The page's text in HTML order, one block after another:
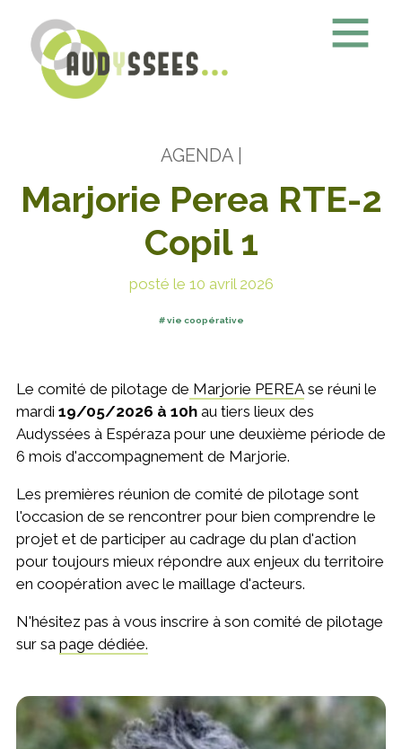
AGENDA|
Marjorie Perea RTE-2
Copil 1
posté le 10 avril 2026
vie coopérative
Le comité de pilotage de Marjorie PEREAse réuni le
mardi 19/05/2026 à 10h au tiers lieux des
Audyssées à Espéraza pour une deuxième période de
6 mois d'accompagnement de Marjorie.
Les premières réunion de comité de pilotage sont
l'occasion de se rencontrer pour bien comprendre le
projet et de participer au cadrage du plan d'action
pour toujours mieux répondre aux enjeux du territoire
en coopération avec le maillage d'acteurs.
N'hésitez pas à vous inscrire à son comité de pilotage
sur sa page dédiée.